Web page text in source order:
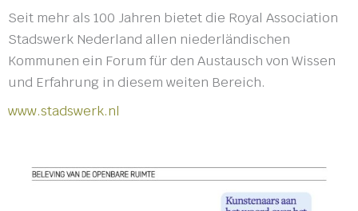
Seit mehr als 100 Jahren bietet die Royal Association
Stadswerk Nederland allen niederländischen
Kommunen ein Forum für den Austausch von Wissen
und Erfahrung in diesem weiten Bereich.
www.stadswerk.nl